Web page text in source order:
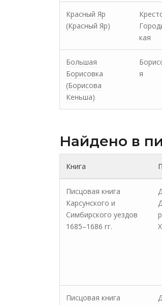
Красный Яр
(Красный Яр)
кая
Большая
Борисовка
(Борисова
Кеньша)
я
Найдено в
Книга
Писцовая книга
Карсунского и
Симбирского уездов
1685–1686 гг.
Писцовая книга